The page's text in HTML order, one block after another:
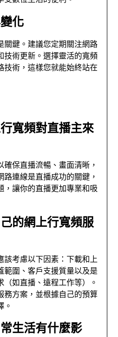
化
關鍵。建議您定期關注網路
技術更新。選擇靈活的寬頻
技術，這樣您就能始終站在
寬頻對直播主來
保直播流暢、畫面清晰，
連線是直播成功的關鍵，
，讓你的直播更加專業和吸
的網上行寬頻服
該考慮以下因素：下載和上
範圍、客戶支援質量以及是
如直播、遠程工作等）。
務方案，並根據自己的預算
。
生活有什麼影